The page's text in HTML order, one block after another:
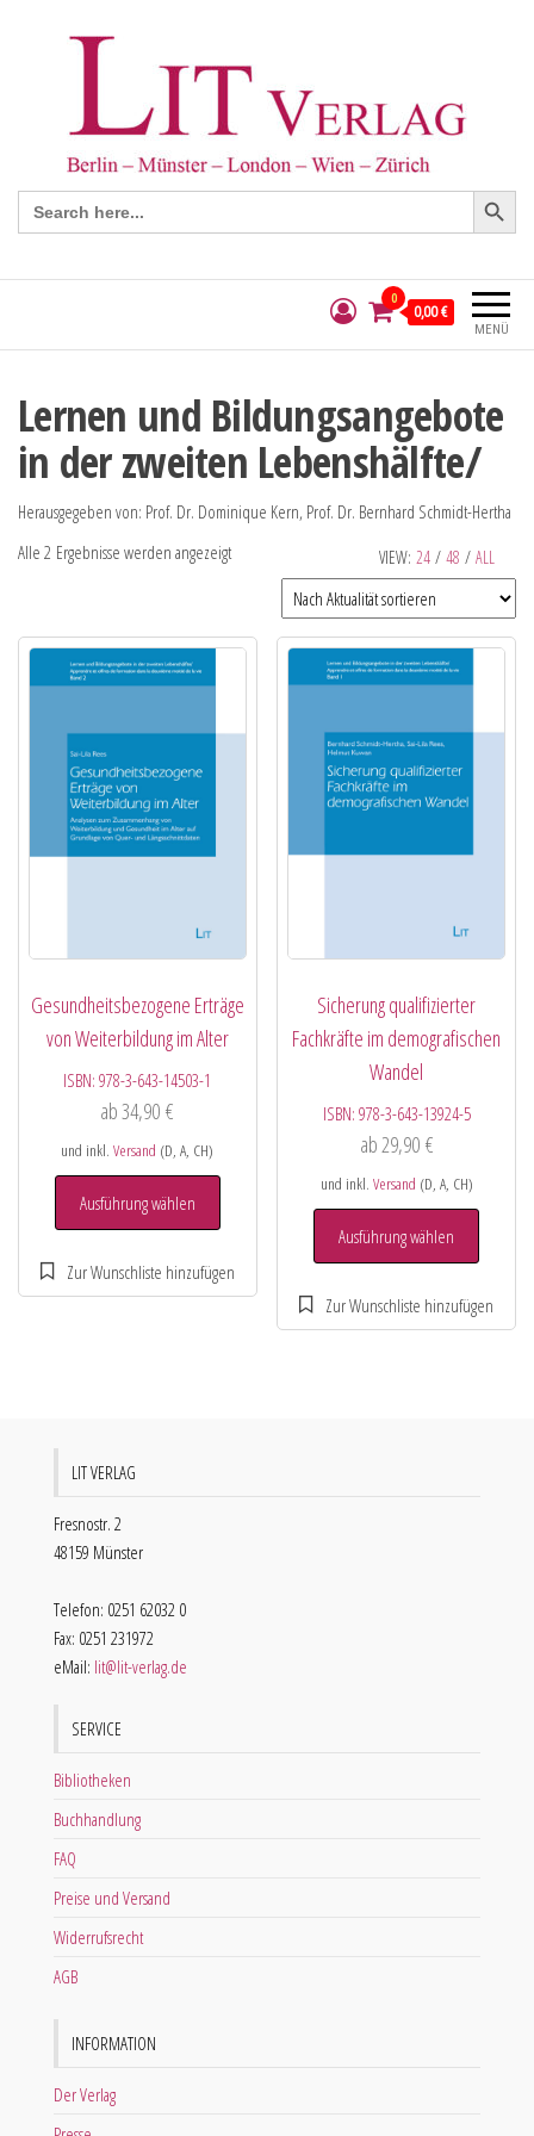
Search
for:
Search Button
MENÜ
0
0,00 €
Lernen und Bildungsangebote
in der zweiten Lebenshälfte/
Herausgegeben von: Prof. Dr. Dominique Kern, Prof. Dr. Bernhard Schmidt-Hertha
VIEW: 24 / 48 / ALL
Alle 2 Ergebnisse werden angezeigt
Gesundheitsbezogene Erträge
von Weiterbildung im Alter
ISBN:978-3-643-14503-1
ab34,90€
und inkl.Versand (D, A, CH)
Ausführung wählen
Sicherung qualifizierter
Fachkräfte im demografischen
Wandel
ISBN: 978-3-643-13924-5
ab29,90 €
und inkl. Versand (D, A, CH)
Ausführung wählen
LIT VERLAG
Fresnostr. 2
48159 Münster
Telefon: 0251 62032 0
Fax: 0251 231972
eMail: lit@lit-verlag.de
SERVICE
Bibliotheken
Buchhandlung
FAQ
Preise und Versand
Widerrufsrecht
AGB
INFORMATION
Der Verlag